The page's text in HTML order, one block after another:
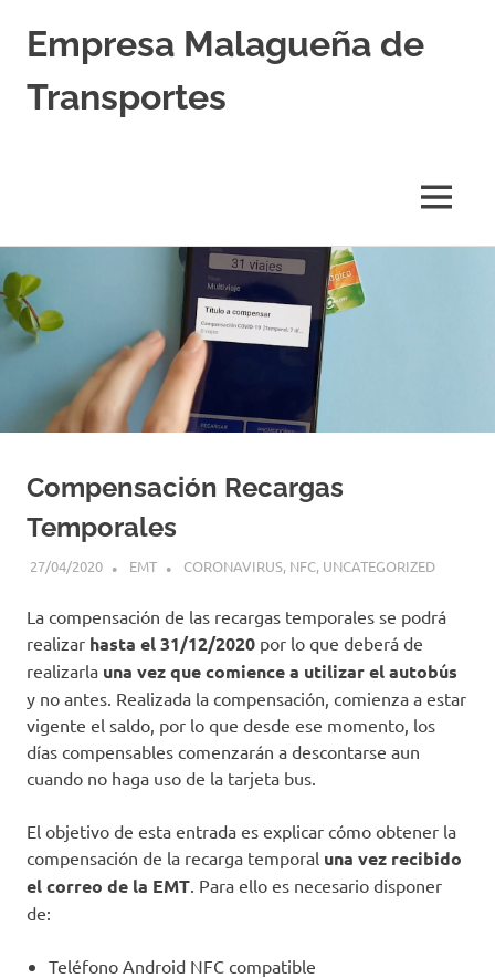
al
contenido
Empresa Malagueña de
Transportes
MENÚ
Compensación Recargas
Temporales
27/04/2020 EMT CORONAVIRUS, NFC, UNCATEGORIZED
La compensación de las recargas temporales se podrá
realizar hasta el 31/12/2020 por lo que deberá de
realizarla una vez que comience a utilizar el autobús
y no antes. Realizada la compensación, comienza a estar
vigente el saldo, por lo que desde ese momento, los
días compensables comenzarán a descontarse aun
cuando no haga uso de la tarjeta bus.
El objetivo de esta entrada es explicar cómo obtener la
compensación de la recarga temporal una vez recibido
el correo de la EMT . Para ello es necesario disponer
de:
Teléfono Android NFC compatible